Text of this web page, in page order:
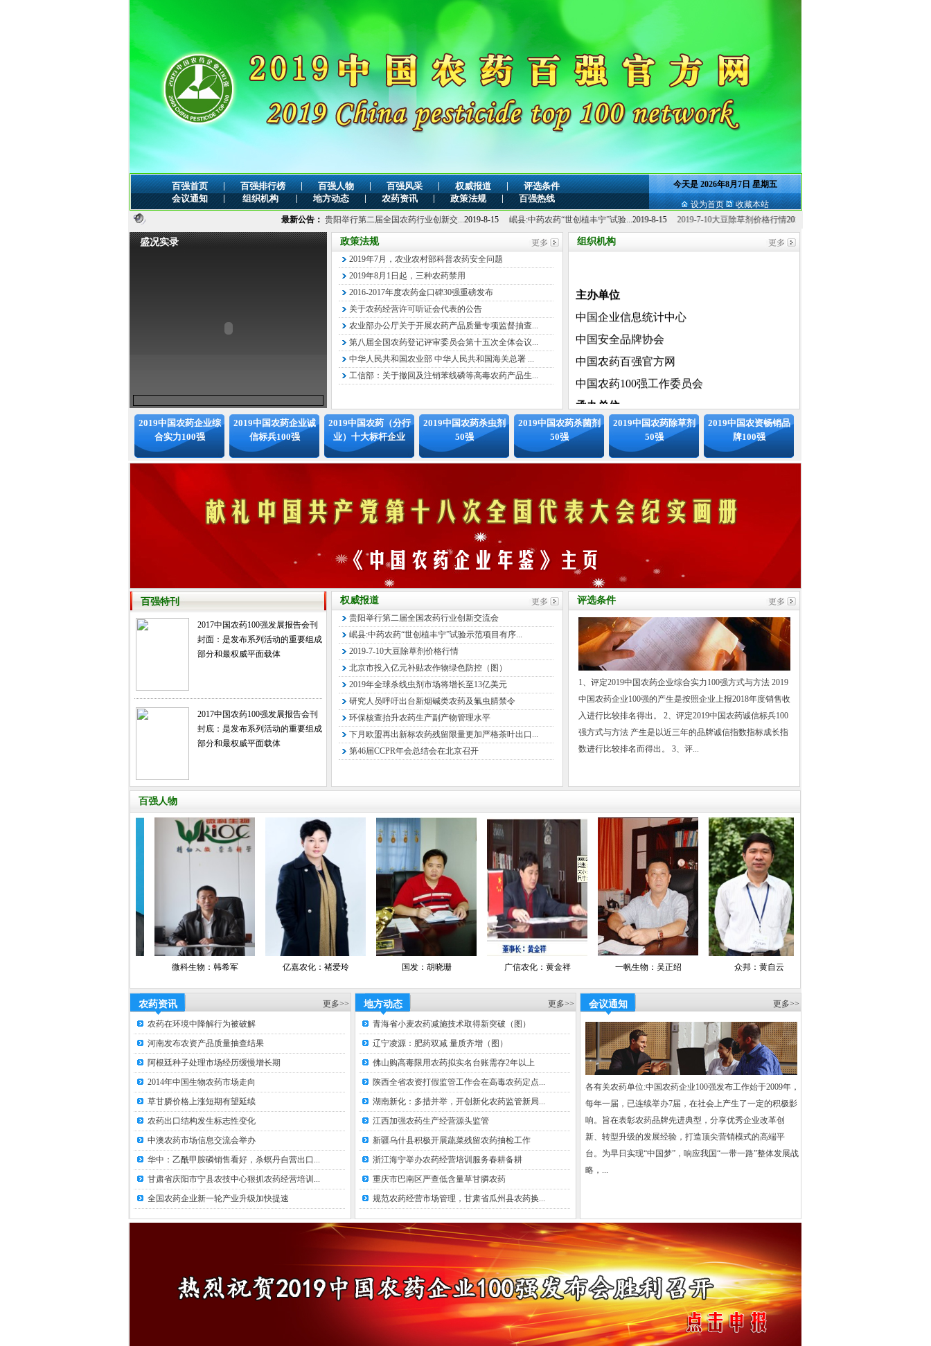
百强首页 | 百强排行榜 | 百强人物 | 百强风采 | 权威报道 |
评选条件
会议通知
| 组织机构 | 地方动态 | 农药资讯 | 政策法规 | 百强热线
今天是2026年8月7日 星期五
设为首页
收藏本站
贵阳举行第二届全国农药行业创新交...2019-8-15 岷县:中药农药“世创植丰宁”试验...2019-8-15 2019-7-10大豆除草剂价格行情2019-8-15 北京市投入亿元补贴农作物绿色防控...
盛况实录 政策法规
2019年7月，农业农村部科普农药安全问题
2019年8月1日起，三种农药禁用
2016-2017年度农药金口碑30强重磅发布
关于农药经营许可听证会代表的公告
农业部办公厅关于开展农药产品质量专项监督抽查...
第八届全国农药登记评审委员会第十五次全体会议...
中华人民共和国农业部 中华人民共和国海关总署 ...
工信部：关于撤回及注销苯线磷等高毒农药产品生...
组织机构
北京国信国化文化发展中心
组委会
拟邀请中国化工学会农药专业委员会、中国
息中心、标准中国发展联盟、中国安全品牌
协会农药专业委员会
专家委员会（排名不分先后）
特邀顾问：
仪名海 中国农药百强评委会主任
中国传媒大学 教授 博导
特邀委员：
徐东华 国务院发展研究中心研究员
国资委高级职称专家评审委员会主任
王有成 中国化工情报信息协会资深副会长
张敏恒 中国农药企业发展报告 主编
中国化工学会农药专业委员会副秘书长
李 铁 中国石油和化学工业协会
国家石油和化工网常务副总编辑
张 华 中国化工经济技术发展中心处长
黄卫卫 中国石油和化学工业协会
国家石油和化工网工程师
承办支持
正在洽谈...
媒体支持
农资导报、经济日报、中国经营报、
经济参考报、证券日报、中国经济时报、
中国经济导报、工商导报、财富时报、
新京报、深圳商报、重庆晚报、中国证券报、
经理日报、财富时报、乡镇企业导报、中国产
经新闻、工商导报社、中华合作时报
合作网络
网易新闻网、慧聪网、中国化工报·中化新网、
中国化工节能网、中国农药百强网、中国农药网、
、
中国化肥百强官方网、中心网、新华网、中国化工信
息网
临沂农资网、东方财富网、中华商务网、金光农业
网、
中国农资网、中华磷化工网、中国化工资讯网、中国
农药企业网 、
中国肥料企业网、万客化工论坛、中国农业网、
安宁生活网、环渤海区域信息网
2019中国农药企业综
合实力100强
2019中国农药企业诚
信标兵100强
2019中国农药（分行
业）十大标杆企业
2019中国农药杀虫剂
50强
2019中国农药杀菌剂
50强
2019中国农药除草剂
50强
2019中国农资畅销品
牌100强
百强特刊
2017中国农药100强发展报告会刊
封面：是发布系列活动的重要组成
部分和最权威平面载体
2017中国农药100强发展报告会刊
封底：是发布系列活动的重要组成
部分和最权威平面载体
权威报道
贵阳举行第二届全国农药行业创新交流会
岷县:中药农药“世创植丰宁”试验示范项目有序...
2019-7-10大豆除草剂价格行情
北京市投入亿元补贴农作物绿色防控（图）
2019年全球杀线虫剂市场将增长至13亿美元
研究人员呼吁出台新烟碱类农药及氟虫腈禁令
环保核查抬升农药生产副产物管理水平
下月欧盟再出新标农药残留限量更加严格茶叶出口...
第46届CCPR年会总结会在北京召开
评选条件
1、评定2019中国农药企业综合实力100强方式与方法 2019
中国农药企业100强的产生是按照企业上报2018年度销售收
入进行比较排名得出。 2、评定2019中国农药诚信标兵100
强方式与方法 产生是以近三年的品牌诚信指数指标成长指
数进行比较排名而得出。 3、评...
百强人物
微科生物：韩希军 亿嘉农化：褚爱玲 广信农化：黄金祥 一帆生物：吴正绍
农药资讯 更多>>
农药在环境中降解行为被破解
河南发布农资产品质量抽查结果
阿根廷种子处理市场经历缓慢增长期
2014年中国生物农药市场走向
草甘膦价格上涨短期有望延续
农药出口结构发生标志性变化
中澳农药市场信息交流会举办
华中：乙酰甲胺磷销售看好，杀螟丹自营出口...
甘肃省庆阳市宁县农技中心狠抓农药经营培训...
全国农药企业新一轮产业升级加快提速
地方动态 更多>>
青海省小麦农药减施技术取得新突破（图）
辽宁凌源：肥药双减 量质齐增（图）
佛山购高毒限用农药拟实名台账需存2年以上
陕西全省农资打假监管工作会在高毒农药定点...
湖南新化：多措并举，开创新化农药监管新局...
江西加强农药生产经营源头监管
新疆乌什县积极开展蔬菜残留农药抽检工作
浙江海宁举办农药经营培训服务春耕备耕
重庆市巴南区严查低含量草甘膦农药
规范农药经营市场管理，甘肃省瓜州县农药换...
会议通知 更多>>
各有关农药单位:中国农药企业100强发布工作始于2009年，
每年一届，已连续举办7届，在社会上产生了一定的积极影
响。旨在表彰农药品牌先进典型，分享优秀企业改革创
新、转型升级的发展经验，打造顶尖营销模式的高端平
台。为早日实现“中国梦”，响应我国“一带一路”整体发展战
略，...